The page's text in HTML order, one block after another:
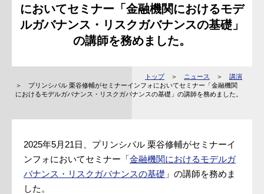
においてセミナー「金融機関におけるモデ
ルガバナンス・リスクガバナンスの基礎」
の講師を務めました。
トップ ニュース
講演
プリンシパル 栗谷修輔がセミナーインフォにおいてセミナー「金融機関
におけるモデルガバナンス・リスクガバナンスの基礎」の講師を務めました。
2025年5月21日、プリンシパル 栗谷修輔がセミナーイ
ンフォにおいてセミナー「金融機関におけるモデルガ
バナンス・リスクガバナンスの基礎 」の講師を務めま
した。